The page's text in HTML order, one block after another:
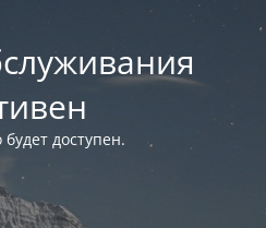
доступен.